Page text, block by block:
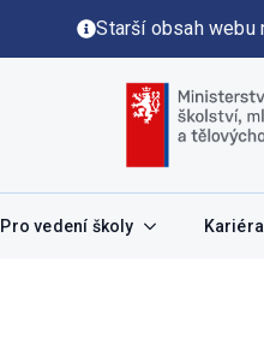
Starší obsah webu
Pro vedení školy Kariéra